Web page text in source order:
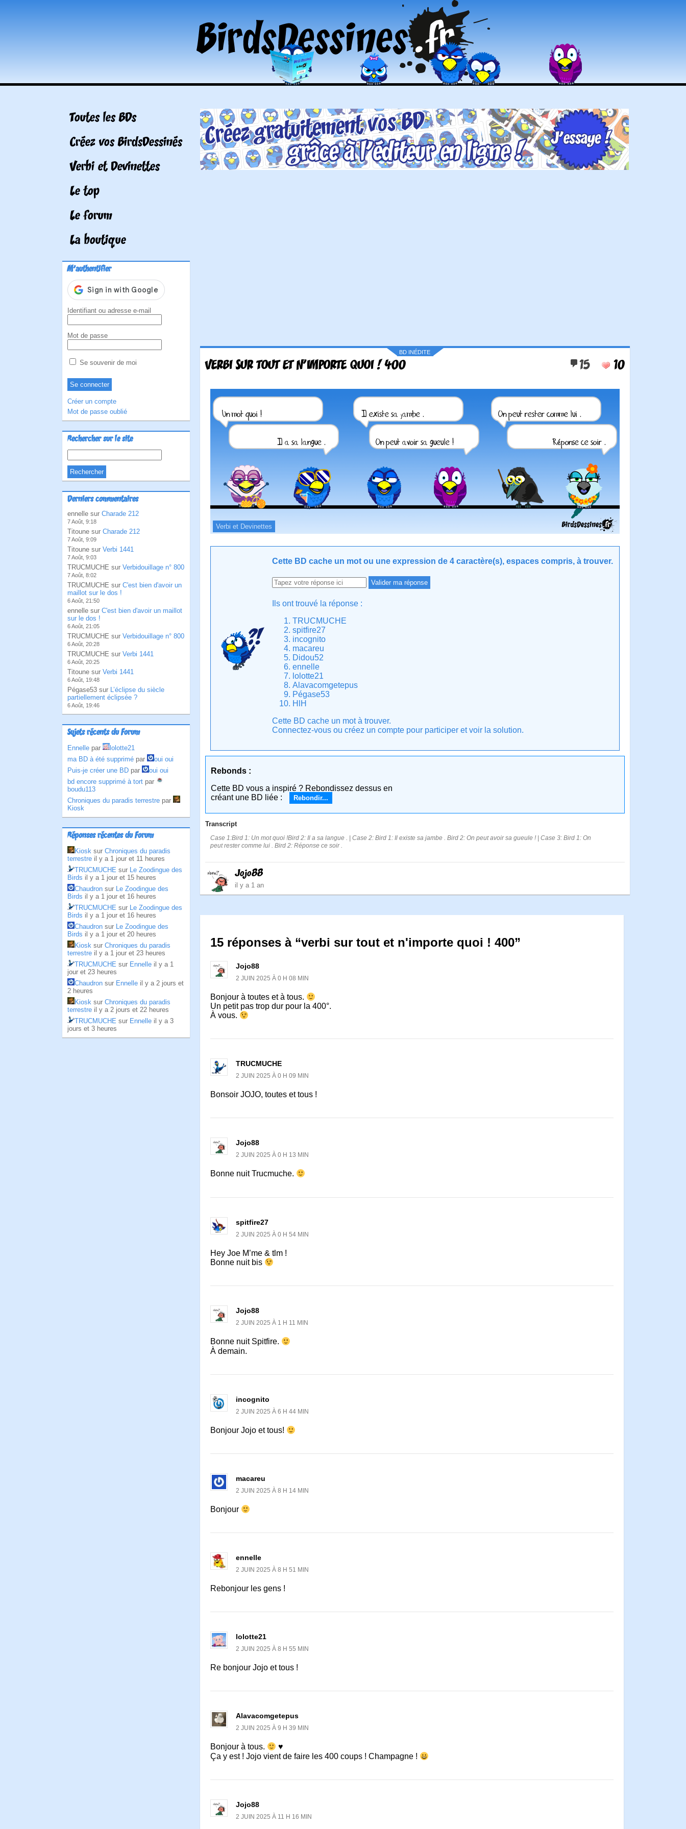
Toutes les BDs
Créez vos BirdsDessinés
Verbi et Devinettes
Le top
Le forum
La boutique
M'authentifier
Identifiant ou adresse e-mail
Mot de passe
Se souvenir de moi
Créer un compte
Mot de passe oublié
Rechercher sur le site
Derniers commentaires
ennelle sur Charade 212
7 Août, 9:18
Titoune sur Charade 212
7 Août, 9:09
Titoune sur Verbi 1441
7 Août, 9:03
TRUCMUCHE sur Verbidouillage n° 800
7 Août, 8:02
TRUCMUCHE sur C'est bien d'avoir un
maillot sur le dos !
6 Août, 21:50
ennelle sur C'est bien d'avoir un maillot
sur le dos !
6 Août, 21:05
TRUCMUCHE sur Verbidouillage n° 800
6 Août, 20:28
TRUCMUCHE sur Verbi 1441
6 Août, 20:25
Titoune sur Verbi 1441
6 Août, 19:48
Pégase53 sur L’éclipse du siècle
partiellement éclipsée ?
6 Août, 19:46
Sujets récents du Forum
Ennelle par
lolotte21
ma BD à été supprimé par
oui oui
Puis-je créer une BD par
oui oui
bd encore supprimé à tort par
boudu113
Chroniques du paradis terrestre par
Kiosk
Réponses récentes du Forum
Kiosk sur Chroniques du paradis
terrestre il y a 1 jour et 11 heures
TRUCMUCHE sur Le Zoodingue des
Birds il y a 1 jour et 15 heures
Chaudron sur Le Zoodingue des
Birds il y a 1 jour et 16 heures
TRUCMUCHE sur Le Zoodingue des
Birds il y a 1 jour et 16 heures
Chaudron sur Le Zoodingue des
Birds il y a 1 jour et 20 heures
Kiosk sur Chroniques du paradis
terrestre il y a 1 jour et 23 heures
TRUCMUCHE sur Ennelle il y a 1
jour et 23 heures
Chaudron sur Ennelle il y a 2 jours et
2 heures
Kiosk sur Chroniques du paradis
terrestre il y a 2 jours et 22 heures
TRUCMUCHE sur Ennelle il y a 3
jours et 3 heures
BD INÉDITE
15 10
VERBI SUR TOUT ET N'IMPORTE QUOI ! 400
Verbi et Devinettes
Cette BD cache un mot ou une expression de 4 caractère(s), espaces compris, à trouver.
Ils ont trouvé la réponse :
TRUCMUCHE
spitfire27
incognito
macareu
Didou52
ennelle
lolotte21
Alavacomgetepus
Pégase53
HlH
Cette BD cache un mot à trouver.
Connectez-vous ou créez un compte pour participer et voir la solution.
Rebonds :
Cette BD vous a inspiré ? Rebondissez dessus en
créant une BD liée :
Rebondir...
Transcript
Case 1:Bird 1: Un mot quoi !Bird 2: Il a sa langue . | Case 2: Bird 1: Il existe sa jambe . Bird 2: On peut avoir sa gueule ! | Case 3: Bird 1: On
peut rester comme lui . Bird 2: Réponse ce soir .
Jojo88
il y a 1 an
15 réponses à “verbi sur tout et n'importe quoi ! 400”
Jojo88
2 JUIN 2025 À 0 H 08 MIN
Bonjour à toutes et à tous.
Un petit pas trop dur pour la 400°.
À vous.
TRUCMUCHE
2 JUIN 2025 À 0 H 09 MIN
Bonsoir JOJO, toutes et tous !
Jojo88
2 JUIN 2025 À 0 H 13 MIN
Bonne nuit Trucmuche.
spitfire27
2 JUIN 2025 À 0 H 54 MIN
Hey Joe M’me & tlm !
Bonne nuit bis
Jojo88
2 JUIN 2025 À 1 H 11 MIN
Bonne nuit Spitfire.
À demain.
incognito
2 JUIN 2025 À 6 H 44 MIN
Bonjour Jojo et tous!
macareu
2 JUIN 2025 À 8 H 14 MIN
Bonjour
ennelle
2 JUIN 2025 À 8 H 51 MIN
Rebonjour les gens !
lolotte21
2 JUIN 2025 À 8 H 55 MIN
Re bonjour Jojo et tous !
Alavacomgetepus
2 JUIN 2025 À 9 H 39 MIN
Bonjour à tous.
♥
Ça y est ! Jojo vient de faire les 400 coups ! Champagne !
Jojo88
2 JUIN 2025 À 11 H 16 MIN